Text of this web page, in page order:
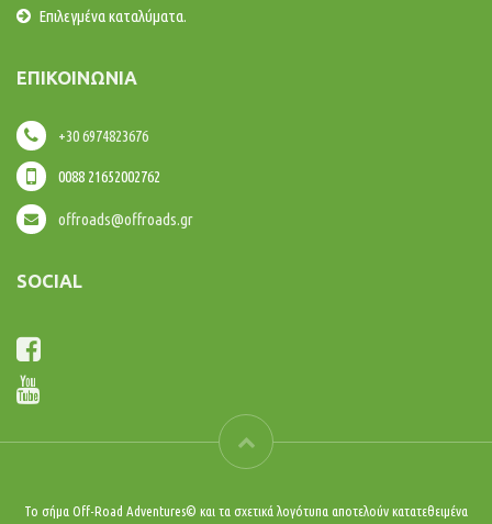
Επιλεγμένα καταλύματα.
ΕΠΙΚΟΙΝΩΝΊΑ
+30 6974823676
0088 21652002762
offroads@offroads.gr
SOCIAL
Το σήμα Off-Road Adventures© και τα σχετικά λογότυπα αποτελούν κατατεθειμένα